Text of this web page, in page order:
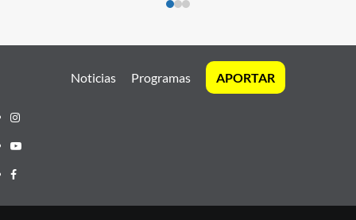
Noticias Programas APORTAR
Instagram
Youtube
Facebook